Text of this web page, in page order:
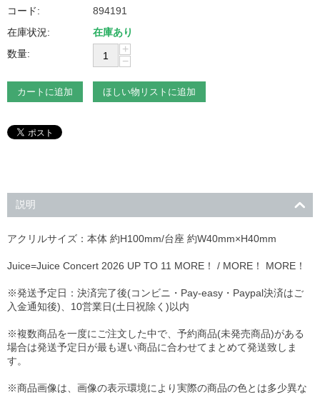
コード:
894191
在庫状況:
在庫あり
数量:
+
−
カートに追加 ほしい物リストに追加
説明
アクリルサイズ：本体 約H100mm/台座 約W40mm×H40mm
Juice=Juice Concert 2026 UP TO 11 MORE！ / MORE！ MORE！
※発送予定日：決済完了後(コンビニ・Pay-easy・Paypal決済はご
入金通知後)、10営業日(土日祝除く)以内
※複数商品を一度にご注文した中で、予約商品(未発売商品)がある
場合は発送予定日が最も遅い商品に合わせてまとめて発送致しま
す。
※商品画像は、画像の表示環境により実際の商品の色とは多少異な